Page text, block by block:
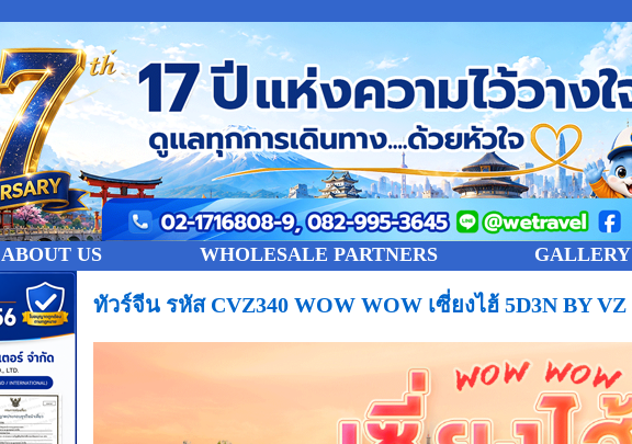
ABOUT US WHOLESALE PARTNERS GALLERY
ทัวร์จีน รหัส CVZ340 WOW WOW เซี่ยงไฮ้ 5D3N BY VZ